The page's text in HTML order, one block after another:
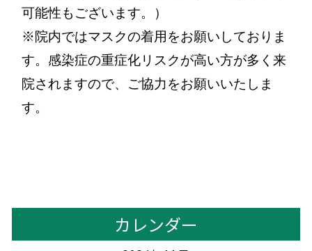
可能性もございます。）
※院内ではマスクの着用をお願いしておりま
す。感染症の重症化リスクが高い方が多く来
院されますので、ご協力をお願いいたしま
す。
カレンダー